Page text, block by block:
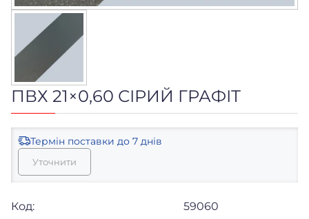
ПВХ 21×0,60 СІРИЙ ГРАФІТ
Термін поставки до 7 днів
Уточнити
Код:
59060